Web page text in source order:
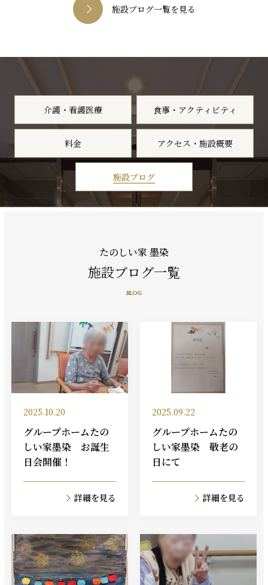
施設ブログ一覧を見る
介護・看護医療 食事・アクティビティ
料金 アクセス・施設概要
施設ブログ
たのしい家 墨染
施設ブログ一覧
BLOG
2025.10.20
グループホームたの
しい家墨染 お誕生
日会開催！
詳細を見る
2025.09.22
グループホームたの
しい家墨染 敬老の
日にて
詳細を見る